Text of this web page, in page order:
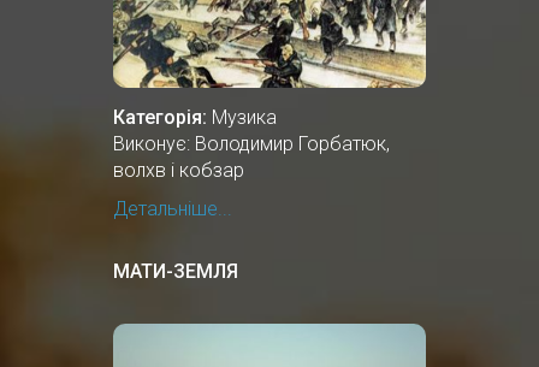
Категорія: Музика
Виконує: Володимир Горбатюк,
волхв і кобзар
Детальніше...
МАТИ-ЗЕМЛЯ